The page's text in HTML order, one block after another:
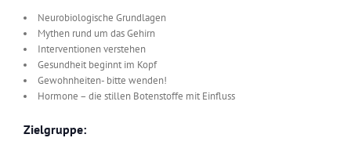
Neurobiologische Grundlagen
Mythen rund um das Gehirn
Interventionen verstehen
Gesundheit beginnt im Kopf
Gewohnheiten- bitte wenden!
Hormone – die stillen Botenstoffe mit Einfluss
Zielgruppe: